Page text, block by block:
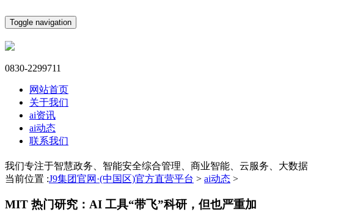
Toggle navigation
0830-2299711
网站首页
关于我们
ai资讯
ai动态
联系我们
我们专注于智慧政务、智能安全综合管理、商业智能、云服务、大数据
当前位置 :J9集团官网·(中国区)官方直营平台 > ai动态 >
MIT 热门研究：AI 工具“带飞”科研，但也严重加